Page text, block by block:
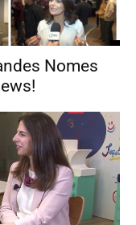
Nomes